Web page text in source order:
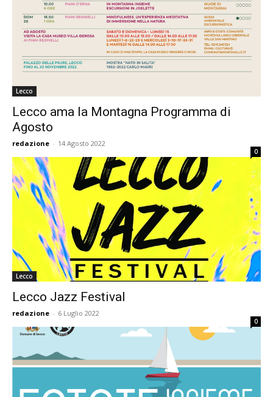
Lecco
Lecco ama la Montagna Programma di
Agosto
redazione - 14 Agosto 2022
0
Lecco
Lecco Jazz Festival
redazione - 6 Luglio 2022
0